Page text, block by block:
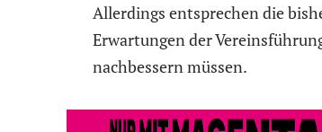
Allerdings entsprechen die
Erwartungen der
nachbessern müssen.